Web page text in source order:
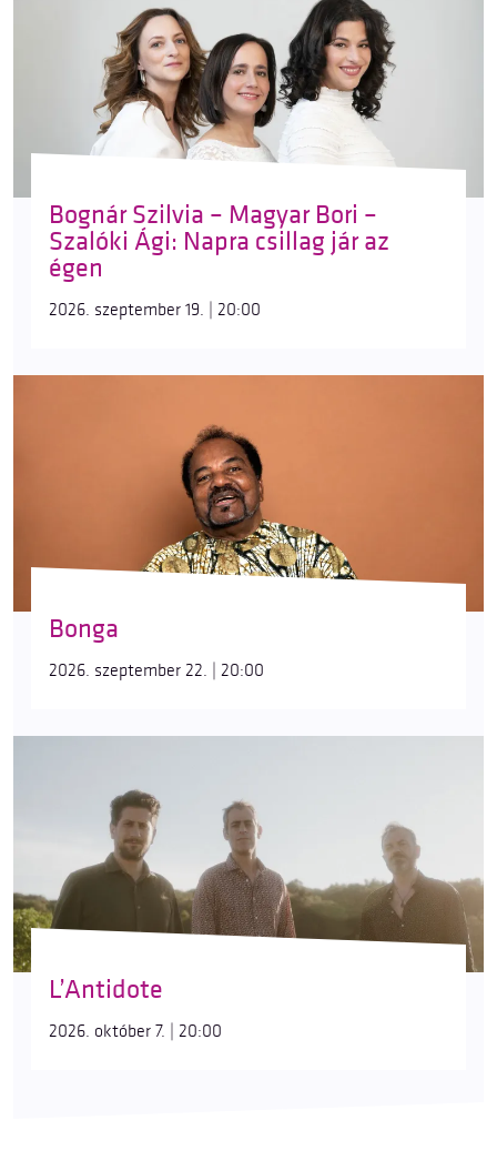
Bognár Szilvia – Magyar Bori –
Szalóki Ági: Napra csillag jár az
égen
2026. szeptember 19. | 20:00
Bonga
2026. szeptember 22. | 20:00
L’Antidote
2026. október 7. | 20:00